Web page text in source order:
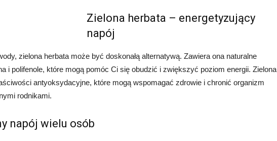
Zielona herbata – energetyzujący
napój
zielona herbata może być doskonałą alternatywą. Zawiera ona naturalne
i polifenole, które mogą pomóc Ci się obudzić i zwiększyć poziom energii. Zielona
antyoksydacyjne, które mogą wspomagać zdrowie i chronić organizm
rodnikami.
napój wielu osób